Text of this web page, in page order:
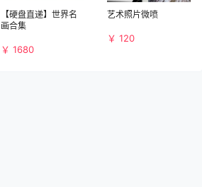
【硬盘直递】世界名
画合集
￥ 1680
艺术照片微喷
￥ 120